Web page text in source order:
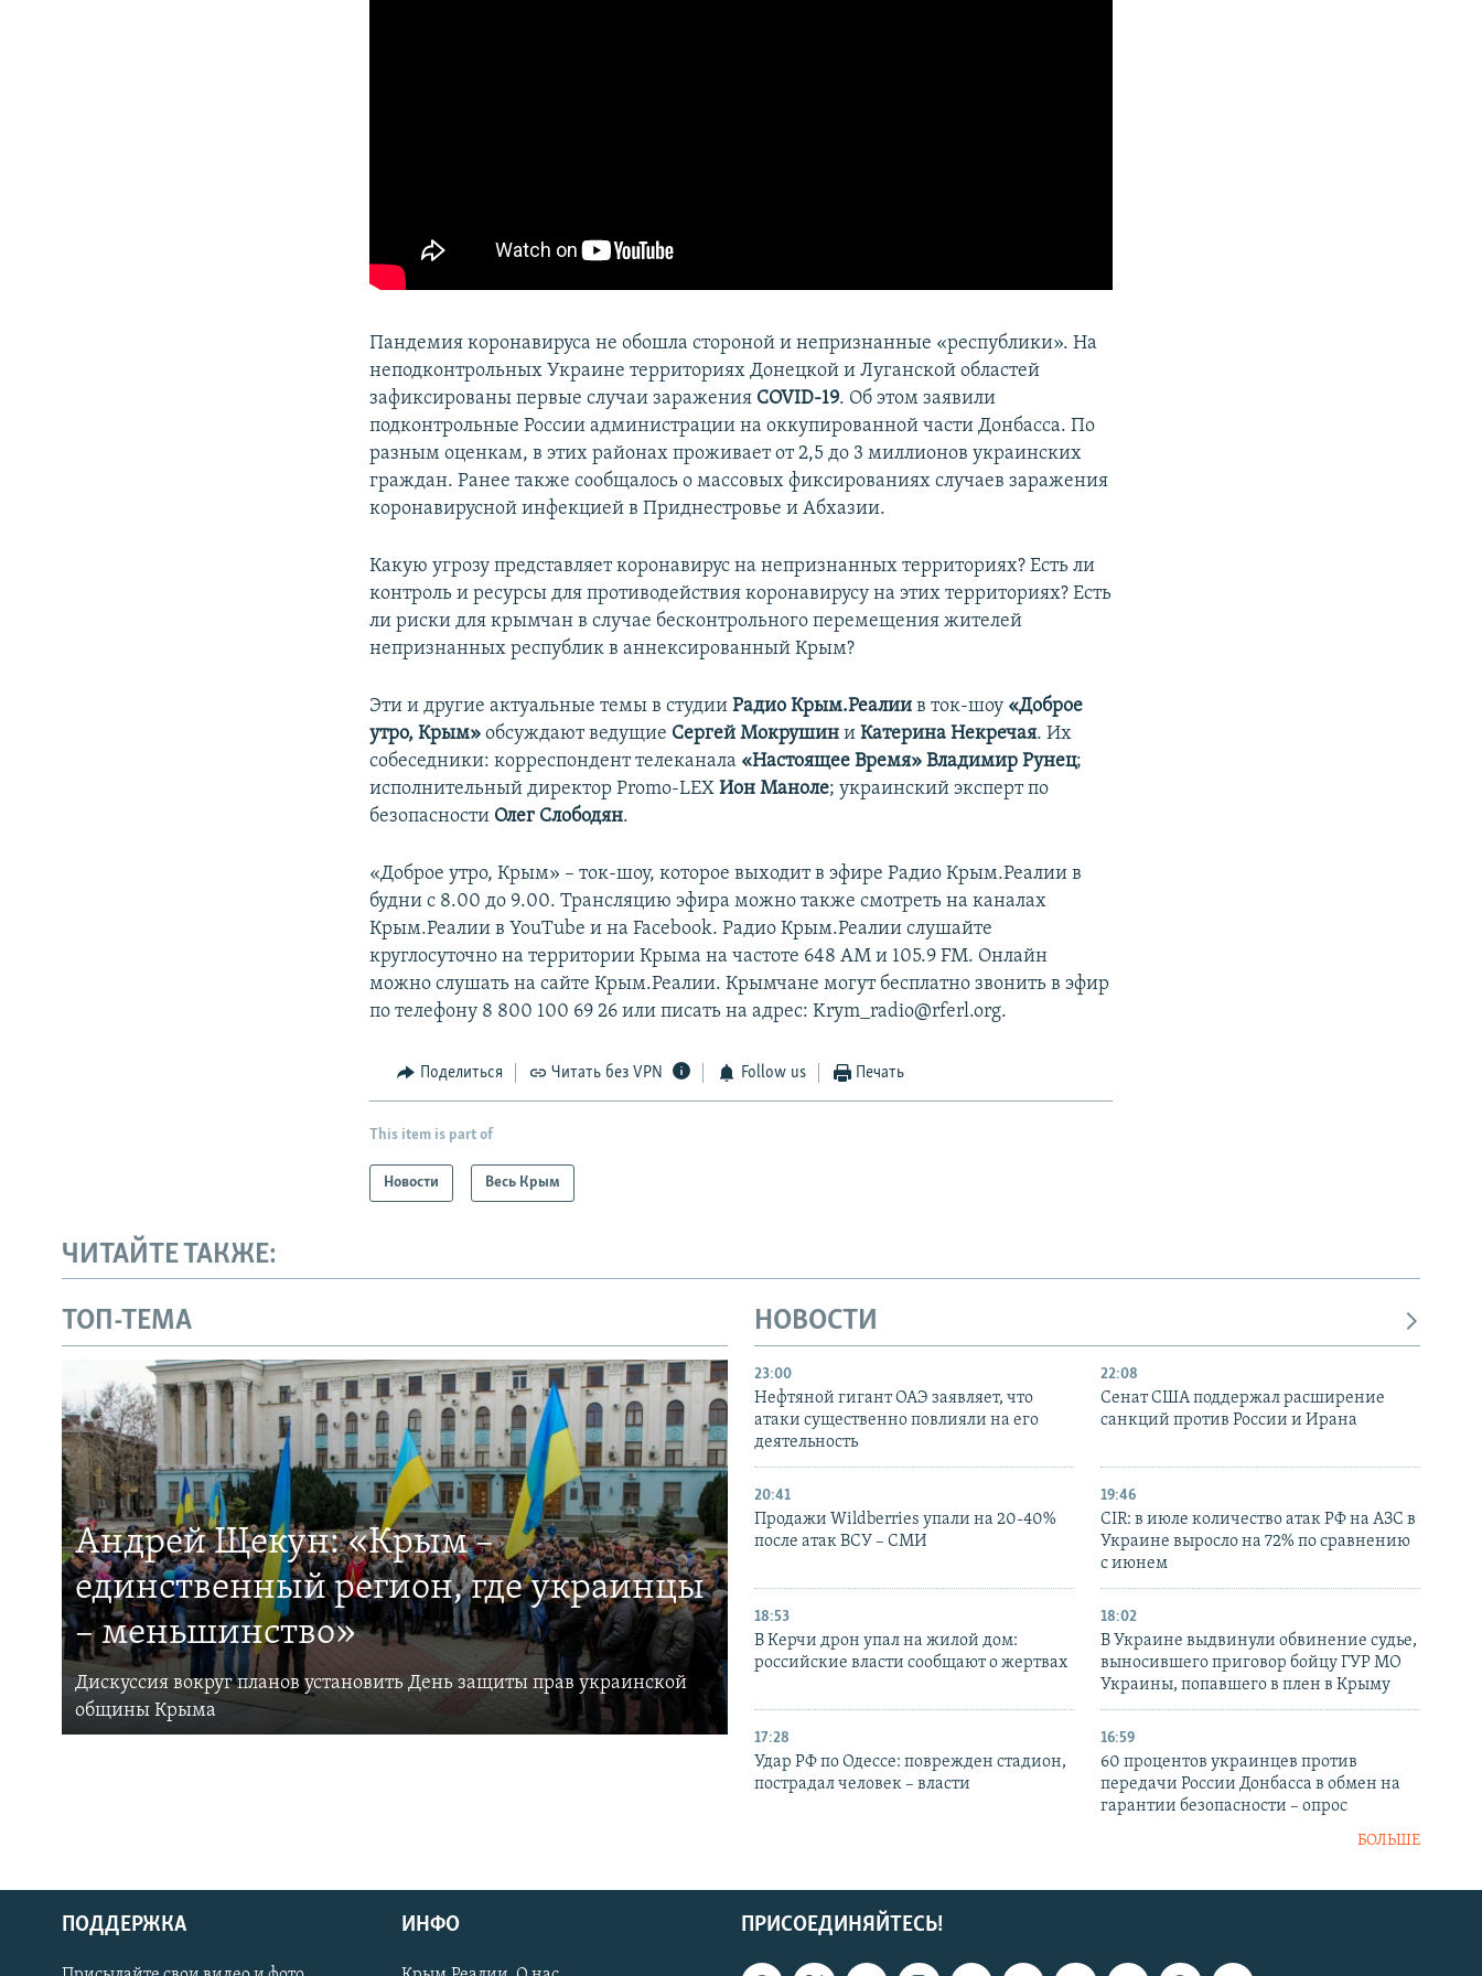
Українською
Пандемия коронавируса не обошла стороной и непризнанные «республики». На
неподконтрольных Украине территориях Донецкой и Луганской областей
зафиксированы первые случаи заражения COVID-19. Об этом заявили
подконтрольные России администрации на оккупированной части Донбасса. По
разным оценкам, в этих районах проживает от 2,5 до 3 миллионов украинских
граждан. Ранее также сообщалось о массовых фиксированиях случаев заражения
коронавирусной инфекцией в Приднестровье и Абхазии.
Какую угрозу представляет коронавирус на непризнанных территориях? Есть ли
контроль и ресурсы для противодействия коронавирусу на этих территориях? Есть
ли риски для крымчан в случае бесконтрольного перемещения жителей
непризнанных республик в аннексированный Крым?
Эти и другие актуальные темы в студииРадио Крым.Реалиив ток-шоу «Доброе
утро, Крым»обсуждают ведущие Сергей Мокрушин иКатерина Некречая. Их
собеседники: корреспондент телеканала «Настоящее Время» Владимир Рунец;
исполнительный директор Promo-LEXИон Маноле; украинский эксперт по
безопасности Олег Слободян.
«Доброе утро, Крым» – ток-шоу, которое выходит в эфире Радио Крым.Реалии в
будни с 8.00 до 9.00. Трансляцию эфира можно также смотреть на каналах
Крым.Реалии в YouTube и на Facebook. Радио Крым.Реалии слушайте
круглосуточно на территории Крыма на частоте 648 АМ и 105.9 FМ. Онлайн
можно слушать на сайте Крым.Реалии. Крымчане могут бесплатно звонить в эфир
по телефону 8 800 100 69 26 или писать на адрес: Krym_radio@rferl.org.
Поделиться Читать без VPN Follow us Печать
This item is part of
Новости Весь Крым
ЧИТАЙТЕ ТАКЖЕ:
ТОП-ТЕМА
Андрей Щекун: «Крым –
единственный регион, где украинцы
– меньшинство»
Дискуссия вокруг планов установить День защиты прав украинской
общины Крыма
НОВОСТИ
23:00
Нефтяной гигант ОАЭ заявляет, что
атаки существенно повлияли на его
деятельность
22:08
Сенат США поддержал расширение
санкций против России и Ирана
20:41
Продажи Wildberries упали на 20-40%
после атак ВСУ – СМИ
19:46
CIR: в июле количество атак РФ на АЗС в
Украине выросло на 72% по сравнению
с июнем
18:53
В Керчи дрон упал на жилой дом:
российские власти сообщают о жертвах
18:02
В Украине выдвинули обвинение судье,
выносившего приговор бойцу ГУР МО
Украины, попавшего в плен в Крыму
17:28
Удар РФ по Одессе: поврежден стадион,
пострадал человек – власти
16:59
60 процентов украинцев против
передачи России Донбасса в обмен на
гарантии безопасности – опрос
БОЛЬШЕ
ПРИСОЕДИНЯЙТЕСЬ!
ПОДДЕРЖКА ИНФО